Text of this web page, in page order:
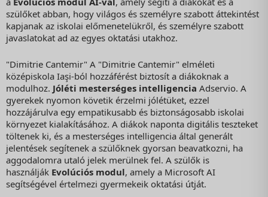
szülőket abban, hogy világos és személyre szabott áttekintést
kapjanak az iskolai előmenetelükről, és személyre szabott
javaslatokat ad az egyes oktatási utakhoz.
"Dimitrie Cantemir" A "Dimitrie Cantemir" elméleti
középiskola Iaşi-ból hozzáférést biztosít a diákoknak a
modulhoz. Jóléti mesterséges intelligencia Adservio. A
gyerekek nyomon követik érzelmi jólétüket, ezzel
hozzájárulva egy empatikusabb és biztonságosabb iskolai
környezet kialakításához. A diákok naponta digitális teszteket
töltenek ki, és a mesterséges intelligencia által generált
jelentések segítenek a szülőknek gyorsan beavatkozni, ha
aggodalomra utaló jelek merülnek fel. A szülők is
használják Evolúciós modul, amely a Microsoft AI
segítségével értelmezi gyermekeik oktatási útját.